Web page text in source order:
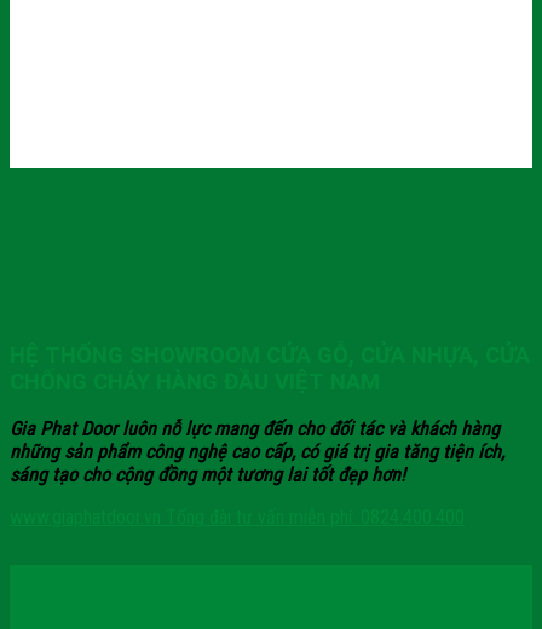
Gia Phat Door luôn nỗ lực mang đến cho đối tác và khách hàng
những sản phẩm công nghệ cao cấp, có giá trị gia tăng tiện ích,
sáng tạo cho cộng đồng một tương lai tốt đẹp hơn!